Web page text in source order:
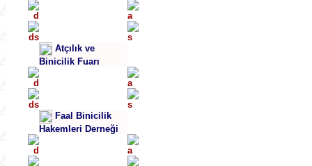
Atçılık ve
Binicilik Fuarı
Faal Binicilik
Hakemleri Derneği